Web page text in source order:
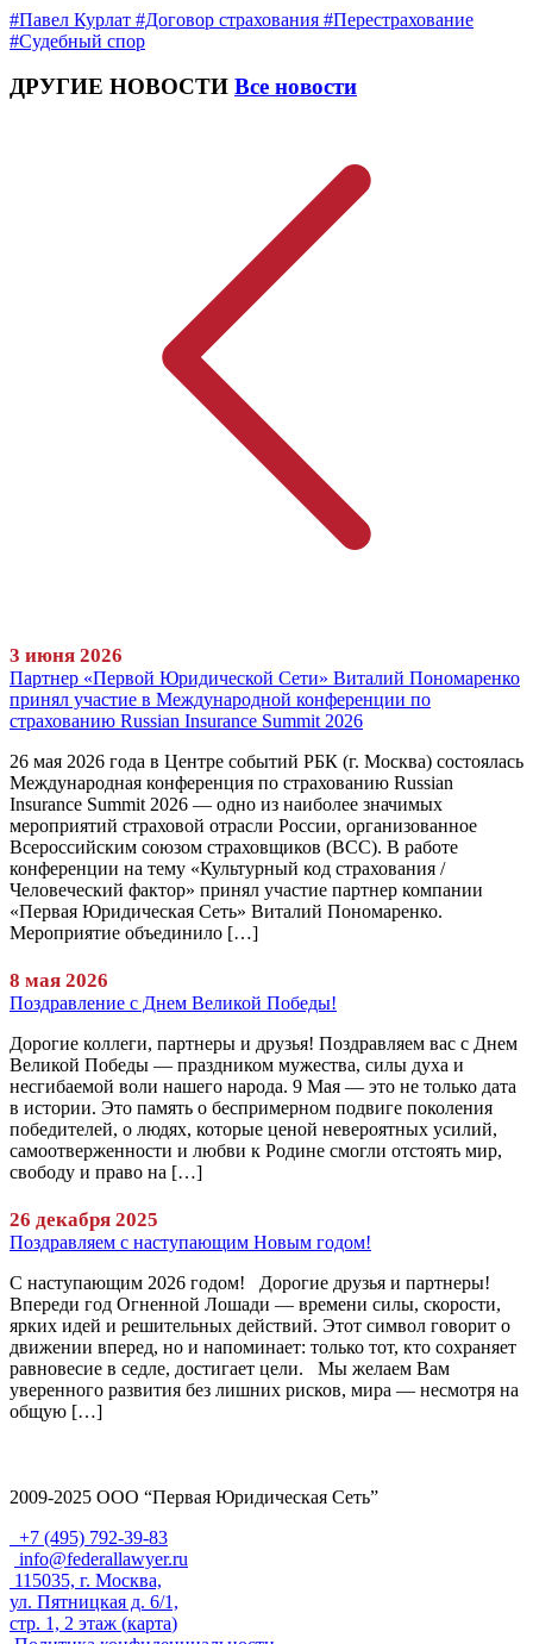
#Павел Курлат #Договор страхования #Перестрахование
#Судебный спор
ДРУГИЕ НОВОСТИ Все новости
3 июня 2026
Партнер «Первой Юридической Сети» Виталий Пономаренко
принял участие в Международной конференции по
страхованию Russian Insurance Summit 2026
26 мая 2026 года в Центре событий РБК (г. Москва) состоялась
Международная конференция по страхованию Russian
Insurance Summit 2026 — одно из наиболее значимых
мероприятий страховой отрасли России, организованное
Всероссийским союзом страховщиков (ВСС). В работе
конференции на тему «Культурный код страхования /
Человеческий фактор» принял участие партнер компании
«Первая Юридическая Сеть» Виталий Пономаренко.
Мероприятие объединило […]
8 мая 2026
Поздравление с Днем Великой Победы!
Дорогие коллеги, партнеры и друзья! Поздравляем вас с Днем
Великой Победы — праздником мужества, силы духа и
несгибаемой воли нашего народа. 9 Мая — это не только дата
в истории. Это память о беспримерном подвиге поколения
победителей, о людях, которые ценой невероятных усилий,
самоотверженности и любви к Родине смогли отстоять мир,
свободу и право на […]
26 декабря 2025
Поздравляем с наступающим Новым годом!
С наступающим 2026 годом! Дорогие друзья и партнеры!
Впереди год Огненной Лошади — времени силы, скорости,
ярких идей и решительных действий. Этот символ говорит о
движении вперед, но и напоминает: только тот, кто сохраняет
равновесие в седле, достигает цели. Мы желаем Вам
уверенного развития без лишних рисков, мира — несмотря на
общую […]
2009-2025 ООО “Первая Юридическая Сеть”
+7 (495) 792-39-83
info@federallawyer.ru
115035, г. Москва,
ул. Пятницкая д. 6/1,
стр. 1, 2 этаж (карта)